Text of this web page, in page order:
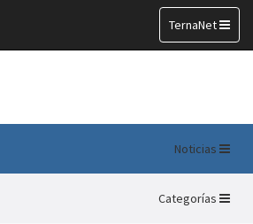
Toggle
navigation
TernaNet
Noticias
Categorías